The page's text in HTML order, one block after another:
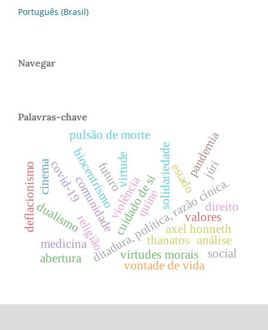
Português (Brasil)
Navegar
Palavras-chave
cuidado de si
violência
ditadura, política, razão cínica.
axel honneth
solidariedadeestado
comunidade
biocentrismo
virtudes morais
religião
medicina
dualismo
pulsão de morte
thanatos
vontade de vida
futuro pandemia
covid-19
valores
abertura
análise
social
quine
deflacionismo direito
virtude júri
cinema